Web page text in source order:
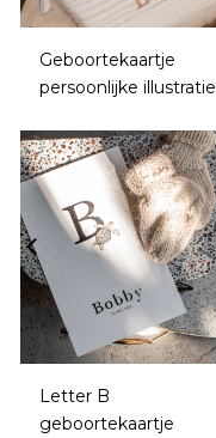
Geboortekaartje
persoonlijke illustratie
Letter B
geboortekaartje